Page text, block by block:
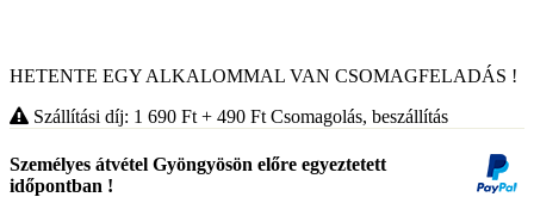
HETENTE EGY ALKALOMMAL VAN CSOMAGFELADÁS !
Szállítási díj: 1 690 Ft + 490 Ft Csomagolás, beszállítás
Személyes átvétel Gyöngyösön előre egyeztetett
időpontban !